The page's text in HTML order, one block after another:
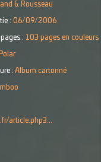
& Rousseau
: 06/09/2006
: 103 pages en couleurs
Polar
: Album cartonné
article.php3...